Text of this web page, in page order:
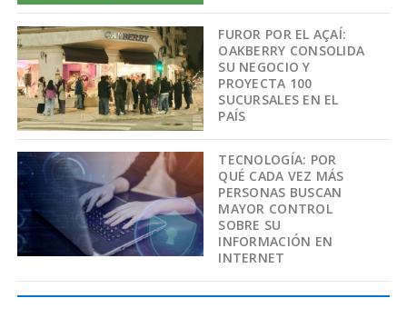
FUROR POR EL AÇAÍ:
OAKBERRY CONSOLIDA
SU NEGOCIO Y
PROYECTA 100
SUCURSALES EN EL
PAÍS
TECNOLOGÍA: POR
QUÉ CADA VEZ MÁS
PERSONAS BUSCAN
MAYOR CONTROL
SOBRE SU
INFORMACIÓN EN
INTERNET